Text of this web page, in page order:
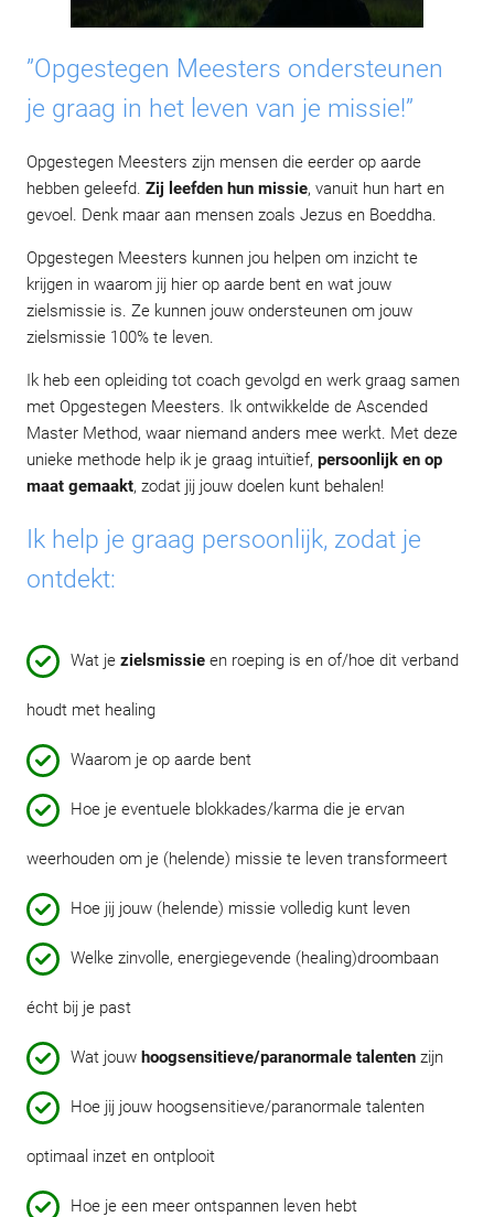
”Opgestegen Meesters ondersteunen
je graag in het leven van je missie!”
Opgestegen Meesters zijn mensen die eerder op aarde
hebben geleefd. Zij leefden hun missie, vanuit hun hart en
gevoel. Denk maar aan mensen zoals Jezus en Boeddha.
Opgestegen Meesters kunnen jou helpen om inzicht te
krijgen in waarom jij hier op aarde bent en wat jouw
zielsmissie is. Ze kunnen jouw ondersteunen om jouw
zielsmissie 100% te leven.
Ik heb een opleiding tot coach gevolgd en werk graag samen
met Opgestegen Meesters. Ik ontwikkelde de Ascended
Master Method, waar niemand anders mee werkt. Met deze
unieke methode help ik je graag intuïtief, persoonlijk en op
maat gemaakt, zodat jij jouw doelen kunt behalen!
Ik help je graag persoonlijk, zodat je
ontdekt:
Wat je zielsmissie en roeping is en of/hoe dit verband
houdt met healing
Waarom je op aarde bent
Hoe je eventuele blokkades/karma die je ervan
weerhouden om je (helende) missie te leven transformeert
Hoe jij jouw (helende) missie volledig kunt leven
Welke zinvolle, energiegevende (healing)droombaan
écht bij je past
Wat jouw hoogsensitieve/paranormale talenten zijn
Hoe jij jouw hoogsensitieve/paranormale talenten
optimaal inzet en ontplooit
Hoe je een meer ontspannen leven hebt